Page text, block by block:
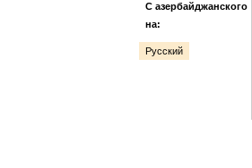
С азербайджанского
на:
Русский